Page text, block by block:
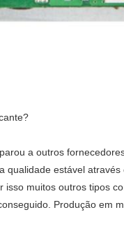
a outros
qualidade estável
muitos outros tipos
Produção em